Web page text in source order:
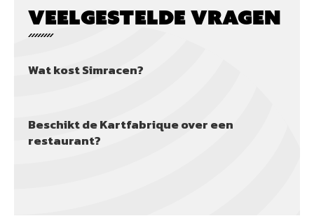
VEELGESTELDE VRAGEN
Wat kost Simracen?
Beschikt de Kartfabrique over een
restaurant?